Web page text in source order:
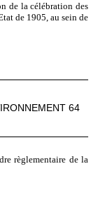
de la célébration des
de 1905, au sein de
64
règlementaire de la